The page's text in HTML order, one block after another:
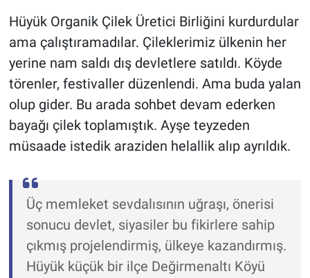
Hüyük Organik Çilek Üretici Birliğini kurdurdular
ama çalıştıramadılar. Çileklerimiz ülkenin her
yerine nam saldı dış devletlere satıldı. Köyde
törenler, festivaller düzenlendi. Ama buda yalan
olup gider. Bu arada sohbet devam ederken
bayağı çilek toplamıştık. Ayşe teyzeden
müsaade istedik araziden helallik alıp ayrıldık.
Üç memleket sevdalısının uğraşı, önerisi
sonucu devlet, siyasiler bu fikirlere sahip
çıkmış projelendirmiş, ülkeye kazandırmış.
Hüyük küçük bir ilçe Değirmenaltı Köyü